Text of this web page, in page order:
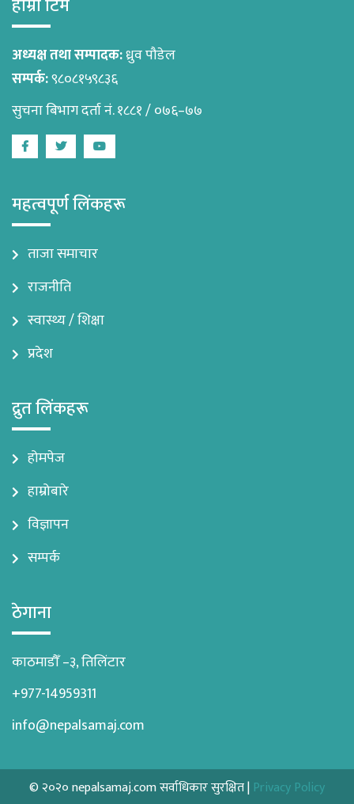
अध्यक्ष तथा सम्पादक:ध्रुव पौडेल
सम्पर्क:९८०८१५९८३६
सुचना बिभाग दर्ता नं. १८८१ / ०७६–७७
FacebookTwitterYoutube
महत्वपूर्ण लिंकहरू
ताजा समाचार
राजनीति
स्वास्थ्य / शिक्षा
प्रदेश
द्रुत लिंकहरू
होमपेज
हाम्रोबारे
विज्ञापन
सम्पर्क
ठेगाना
काठमाडौँ –३, तिलिंटार
+977-14959311
info@nepalsamaj.com
© २०२० nepalsamaj.com सर्वाधिकार सुरक्षित | Privacy Policy